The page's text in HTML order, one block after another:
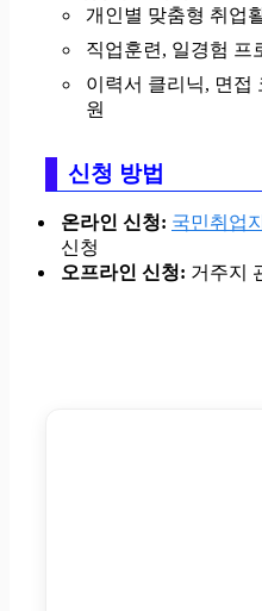
개인별 맞춤형 취업
직업훈련, 일경험 프
이력서 클리닉, 면접
원
신청 방법
온라인 신청: 국민취업
신청
오프라인 신청: 거주지